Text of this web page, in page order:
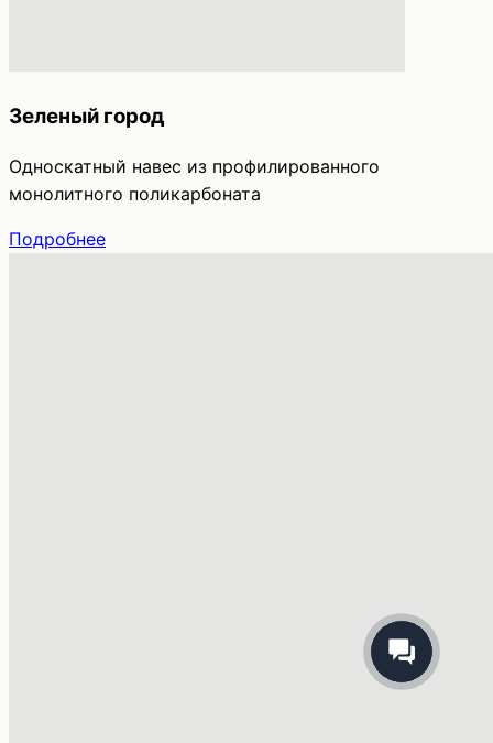
Зеленый город
Односкатный навес из профилированного
монолитного поликарбоната
Подробнее